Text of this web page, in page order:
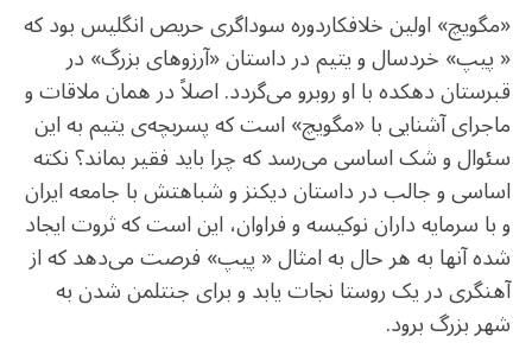
«مگویچ» اولین خلافکاردوره سوداگری حریص انگلیس بود که
« پیپ» خردسال و یتیم در داستان «آرزوهای بزرگ» در
قبرستان دهکده با او روبرو می‌گردد. اصلاً در همان ملاقات و
ماجرای آشنایی با «مگویچ» است که پسربچه‌ی یتیم به این
سئوال و شک اساسی می‌رسد که چرا باید فقیر بماند؟ نکته
اساسی و جالب در داستان دیکنز و شباهتش با جامعه ایران
و با سرمایه داران نوکیسه و فراوان، این است که ثروت ایجاد
شده آنها به هر حال به امثال « پیپ» فرصت می‌دهد که از
آهنگری در یک روستا نجات یابد و برای جنتلمن شدن به
شهر بزرگ برود.